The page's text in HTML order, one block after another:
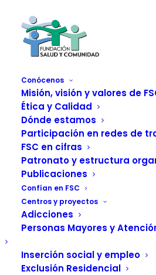
Conócenos
Misión, visión y valores de
Ética y Calidad
Dónde estamos
Participación en redes de
FSC en cifras
Patronato y estructura
Publicaciones
Confían en FSC
Centros y proyectos
Adicciones
Personas Mayores y
Inserción social y empleo
Exclusión Residencial
Centro de
del Daño
para
adicciones en
Cañada Real
(Madrid)